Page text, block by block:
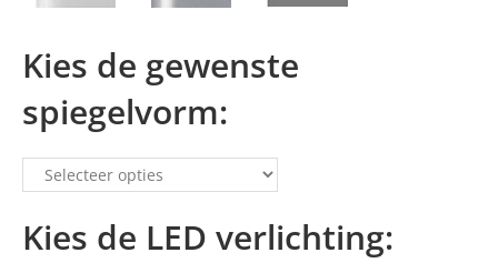
Kies de gewenste
spiegelvorm:
Kies de LED verlichting: